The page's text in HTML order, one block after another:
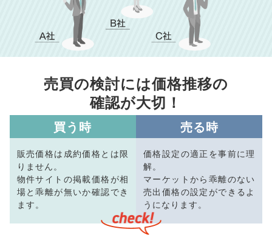
売買の検討には価格推移の
確認が大切！
買う時
販売価格は成約価格とは限
りません。
物件サイトの掲載価格が相
場と乖離が無いか確認でき
ます。
売る時
価格設定の適正を事前に理
解。
マーケットから乖離のない
売出価格の設定ができるよ
うになります。